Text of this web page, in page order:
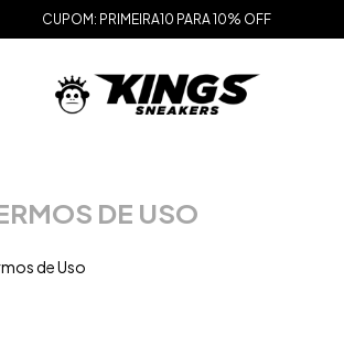
CUPOM: PRIMEIRA10 PARA 10% OFF
DE USO
de Uso